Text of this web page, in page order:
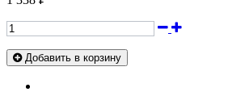
Добавить в корзину